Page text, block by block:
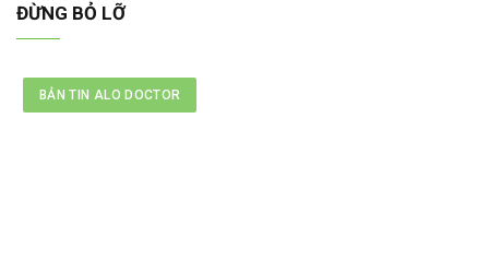
ĐỪNG BỎ LỠ
BẢN TIN ALO DOCTOR